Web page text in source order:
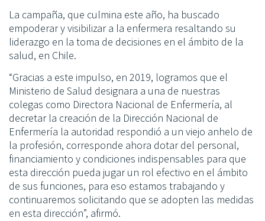
La campaña, que culmina este año, ha buscado
empoderar y visibilizar a la enfermera resaltando su
liderazgo en la toma de decisiones en el ámbito de la
salud, en Chile.
“Gracias a este impulso, en 2019, logramos que el
Ministerio de Salud designara a una de nuestras
colegas como Directora Nacional de Enfermería, al
decretar la creación de la Dirección Nacional de
Enfermería la autoridad respondió a un viejo anhelo de
la profesión, corresponde ahora dotar del personal,
financiamiento y condiciones indispensables para que
esta dirección pueda jugar un rol efectivo en el ámbito
de sus funciones, para eso estamos trabajando y
continuaremos solicitando que se adopten las medidas
en esta dirección”, afirmó.